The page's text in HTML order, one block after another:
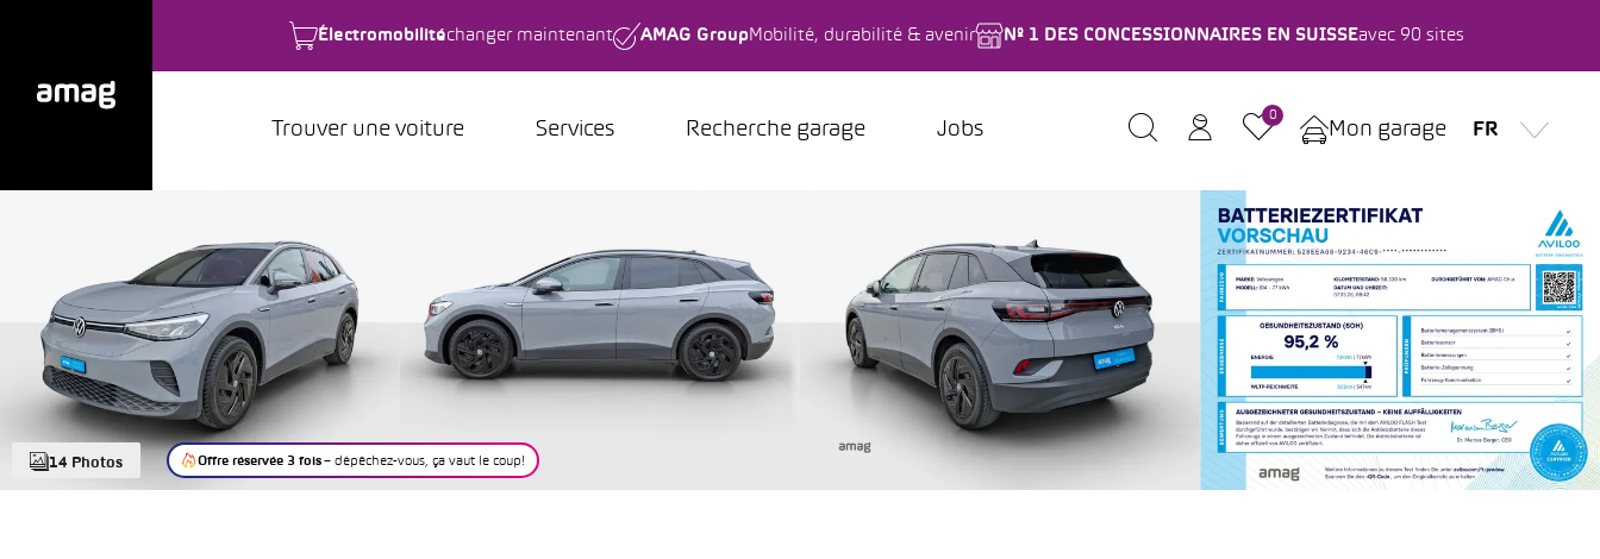
Électromobilitéchanger maintenant AMAG Group Mobilité, durabilité & avenir Nº 1 DES CONCESSIONNAIRES EN SUISSEavec 90 sites
Trouver une voiture Services Recherche garage Jobs
0
Mon garage FR
14 Photos Offre réservée 3 fois – dépêchez-vous, ça vaut le coup!